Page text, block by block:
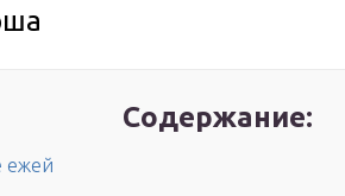
Содержание:
ежей